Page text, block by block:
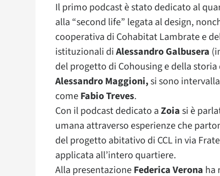
Il primo podcast è stato dedicato al
alla “second life” legata al design,
cooperativa di Cohabitat Lambrate e
istituzionali diAlessandro Galbusera
del progetto di Cohousing e della
Alessandro Maggioni,si sono
comeFabio Treves.
Con il podcast dedicato aZoiasi è
umana attraverso esperienze che
del progetto abitativo di CCL in via
applicata all’intero quartiere.
Alla presentazioneFederica Verona ha